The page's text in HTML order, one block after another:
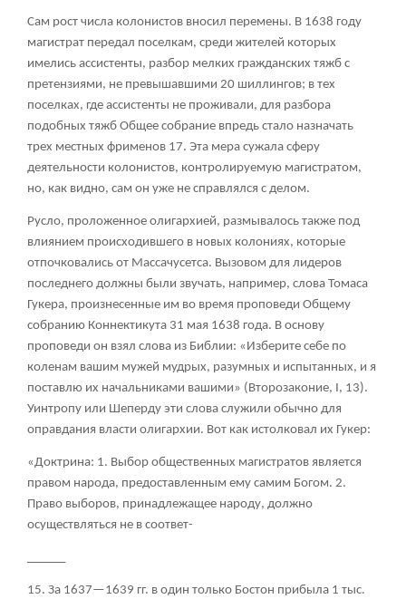
Сам рост числа колонистов вносил перемены. В 1638 году
магистрат передал поселкам, среди жителей которых
имелись ассистенты, разбор мелких гражданских тяжб с
претензиями, не превышавшими 20 шиллингов; в тех
поселках, где ассистенты не проживали, для разбора
подобных тяжб Общее собрание впредь стало назначать
трех местных фрименов 17. Эта мера сужала сферу
деятельности колонистов, контролируемую магистратом,
но, как видно, сам он уже не справлялся с делом.
Русло, проложенное олигархией, размывалось также под
влиянием происходившего в новых колониях, которые
отпочковались от Массачусетса. Вызовом для лидеров
последнего должны были звучать, например, слова Томаса
Гукера, произнесенные им во время проповеди Общему
собранию Коннектикута 31 мая 1638 года. В основу
проповеди он взял слова из Библии: «Изберите себе по
коленам вашим мужей мудрых, разумных и испытанных, и я
поставлю их начальниками вашими» (Второзаконие, I, 13).
Уинтропу или Шеперду эти слова служили обычно для
оправдания власти олигархии. Вот как истолковал их Гукер:
«Доктрина: 1. Выбор общественных магистратов является
правом народа, предоставленным ему самим Богом. 2.
Право выборов, принадлежащее народу, должно
осуществляться не в соответ-
15. За 1637—1639 гг. в один только Бостон прибыла 1 тыс.